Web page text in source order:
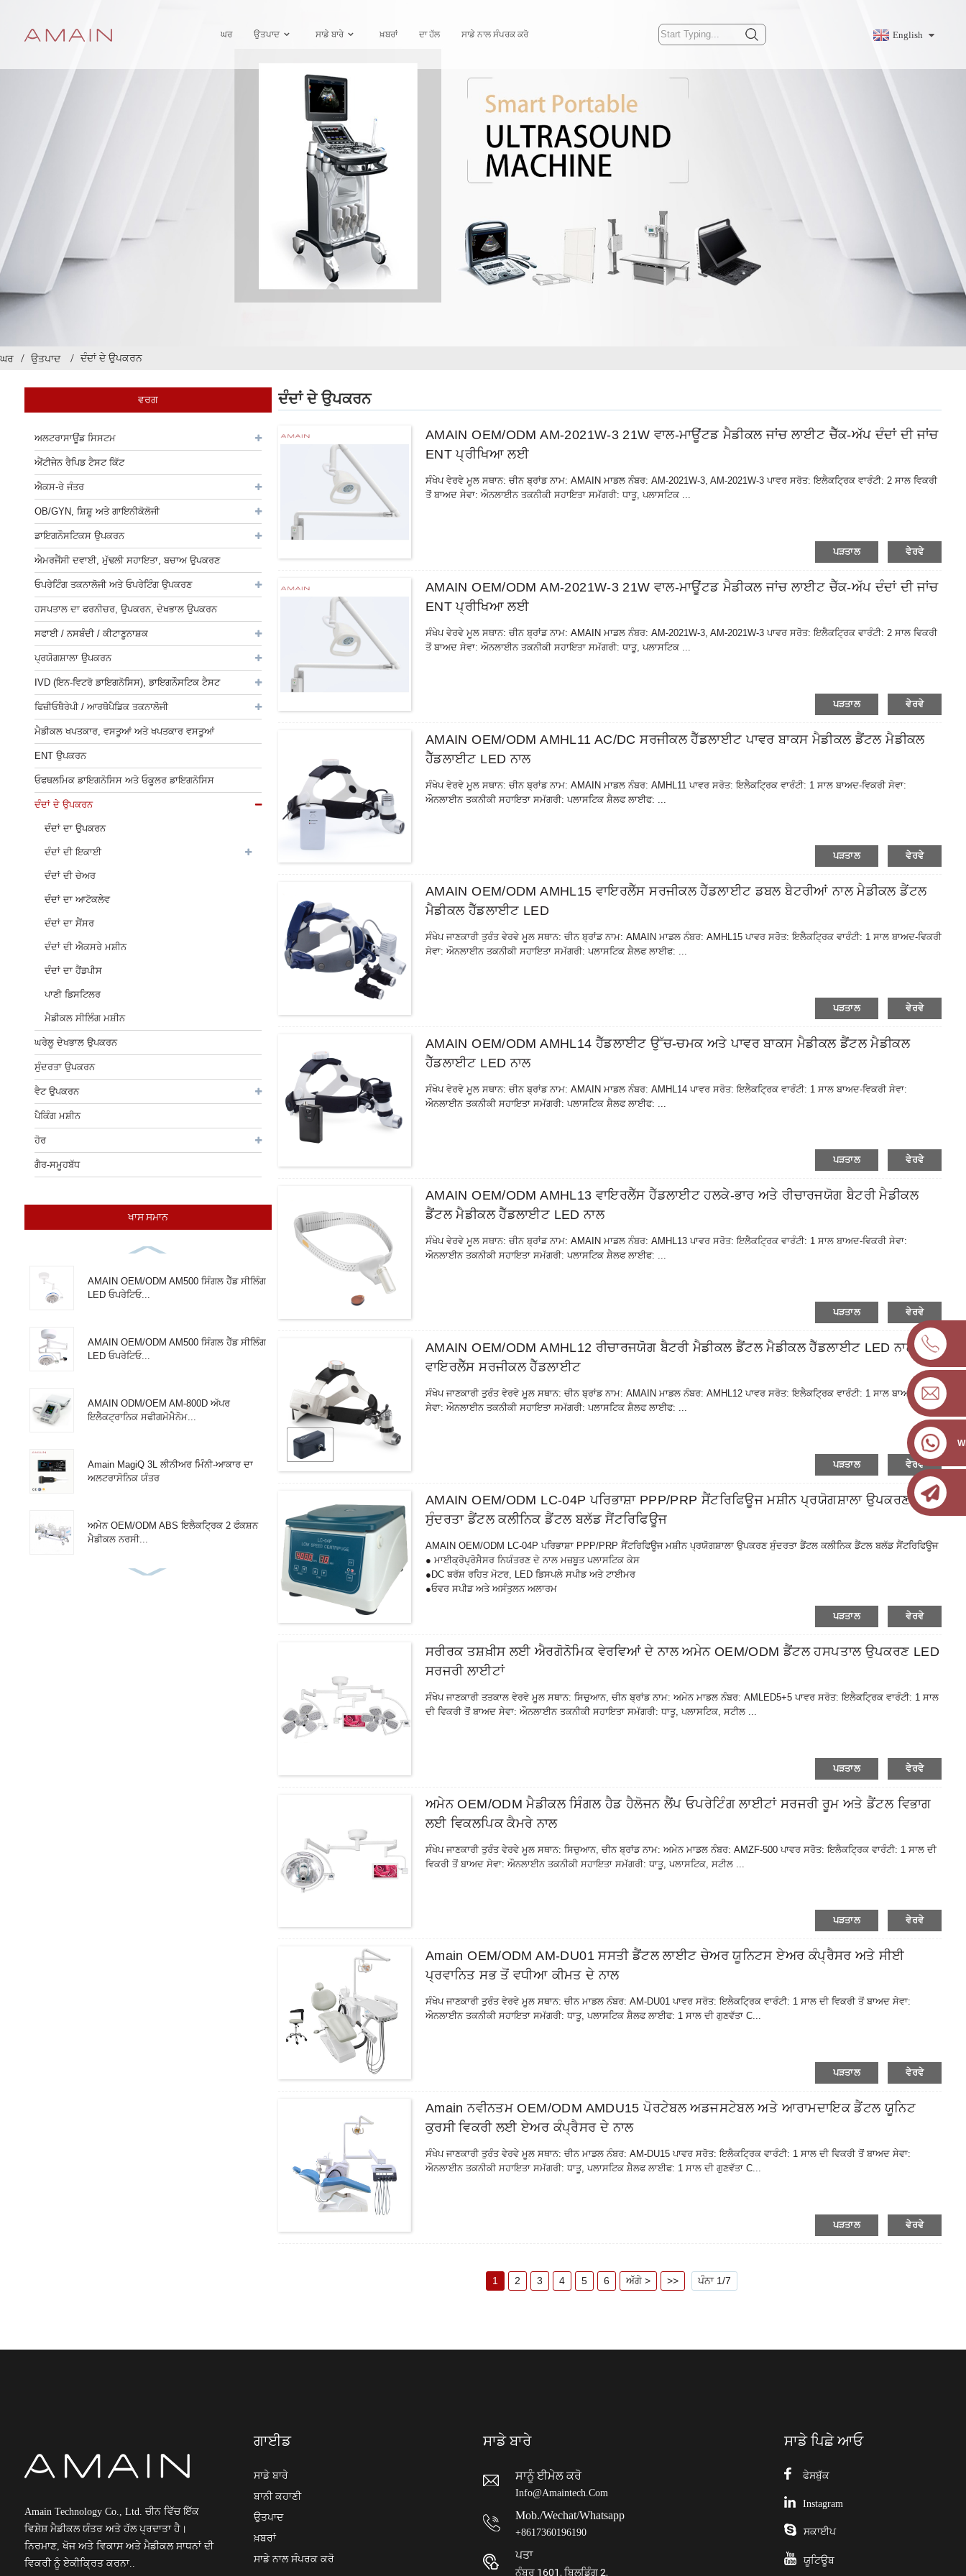
ਘਰ ਉਤਪਾਦ ਸਾਡੇ ਬਾਰੇ ਖ਼ਬਰਾਂ ਦਾ ਹੱਲ ਸਾਡੇ ਨਾਲ ਸੰਪਰਕ ਕਰੋ English
ਘਰ ਉਤਪਾਦ ਦੰਦਾਂ ਦੇ ਉਪਕਰਨ
ਵਰਗ
ਅਲਟਰਾਸਾਊਂਡ ਸਿਸਟਮ
ਐਂਟੀਜੇਨ ਰੈਪਿਡ ਟੈਸਟ ਕਿੱਟ
ਐਕਸ-ਰੇ ਜੰਤਰ
OB/GYN, ਸ਼ਿਸ਼ੂ ਅਤੇ ਗਾਇਨੀਕੋਲੋਜੀ
ਡਾਇਗਨੌਸਟਿਕਸ ਉਪਕਰਨ
ਐਮਰਜੈਂਸੀ ਦਵਾਈ, ਮੁੱਢਲੀ ਸਹਾਇਤਾ, ਬਚਾਅ ਉਪਕਰਣ
ਓਪਰੇਟਿੰਗ ਤਕਨਾਲੋਜੀ ਅਤੇ ਓਪਰੇਟਿੰਗ ਉਪਕਰਣ
ਹਸਪਤਾਲ ਦਾ ਫਰਨੀਚਰ, ਉਪਕਰਨ, ਦੇਖਭਾਲ ਉਪਕਰਨ
ਸਫਾਈ / ਨਸਬੰਦੀ / ਕੀਟਾਣੂਨਾਸ਼ਕ
ਪ੍ਰਯੋਗਸ਼ਾਲਾ ਉਪਕਰਨ
IVD (ਇਨ-ਵਿਟਰੋ ਡਾਇਗਨੋਸਿਸ), ਡਾਇਗਨੌਸਟਿਕ ਟੈਸਟ
ਫਿਜ਼ੀਓਥੈਰੇਪੀ / ਆਰਥੋਪੈਡਿਕ ਤਕਨਾਲੋਜੀ
ਮੈਡੀਕਲ ਖਪਤਕਾਰ, ਵਸਤੂਆਂ ਅਤੇ ਖਪਤਕਾਰ ਵਸਤੂਆਂ
ENT ਉਪਕਰਨ
ਓਫਥਲਮਿਕ ਡਾਇਗਨੋਸਿਸ ਅਤੇ ਓਕੂਲਰ ਡਾਇਗਨੋਸਿਸ
ਦੰਦਾਂ ਦੇ ਉਪਕਰਨ
ਦੰਦਾਂ ਦਾ ਉਪਕਰਨ
ਦੰਦਾਂ ਦੀ ਇਕਾਈ
ਦੰਦਾਂ ਦੀ ਚੇਅਰ
ਦੰਦਾਂ ਦਾ ਆਟੋਕਲੇਵ
ਦੰਦਾਂ ਦਾ ਸੈਂਸਰ
ਦੰਦਾਂ ਦੀ ਐਕਸਰੇ ਮਸ਼ੀਨ
ਦੰਦਾਂ ਦਾ ਹੈਂਡਪੀਸ
ਪਾਣੀ ਡਿਸਟਿਲਰ
ਮੈਡੀਕਲ ਸੀਲਿੰਗ ਮਸ਼ੀਨ
ਘਰੇਲੂ ਦੇਖਭਾਲ ਉਪਕਰਨ
ਸੁੰਦਰਤਾ ਉਪਕਰਨ
ਵੈਟ ਉਪਕਰਨ
ਪੈਕਿੰਗ ਮਸ਼ੀਨ
ਹੋਰ
ਗੈਰ-ਸਮੂਹਬੱਧ
ਖਾਸ ਸਮਾਨ
AMAIN OEM/ODM AM500 ਸਿੰਗਲ ਹੈੱਡ ਸੀਲਿੰਗ
LED ਓਪਰੇਟਿਓ...
AMAIN OEM/ODM AM500 ਸਿੰਗਲ ਹੈੱਡ ਸੀਲਿੰਗ
LED ਓਪਰੇਟਿਓ...
AMAIN ODM/OEM AM-800D ਅੱਪਰ
ਇਲੈਕਟ੍ਰਾਨਿਕ ਸਫੀਗਮੋਮੈਨੋਮ...
Amain MagiQ 3L ਲੀਨੀਅਰ ਮਿੰਨੀ-ਆਕਾਰ ਦਾ
ਅਲਟਰਾਸੋਨਿਕ ਯੰਤਰ
ਅਮੇਨ OEM/ODM ABS ਇਲੈਕਟ੍ਰਿਕ 2 ਫੰਕਸ਼ਨ
ਮੈਡੀਕਲ ਨਰਸੀ...
ਦੰਦਾਂ ਦੇ ਉਪਕਰਨ
AMAIN OEM/ODM AM-2021W-3 21W ਵਾਲ-ਮਾਊਂਟਡ ਮੈਡੀਕਲ ਜਾਂਚ ਲਾਈਟ ਚੈੱਕ-ਅੱਪ ਦੰਦਾਂ ਦੀ ਜਾਂਚ
ENT ਪ੍ਰੀਖਿਆ ਲਈ
ਸੰਖੇਪ ਵੇਰਵੇ ਮੂਲ ਸਥਾਨ: ਚੀਨ ਬ੍ਰਾਂਡ ਨਾਮ: AMAIN ਮਾਡਲ ਨੰਬਰ: AM-2021W-3, AM-2021W-3 ਪਾਵਰ ਸਰੋਤ: ਇਲੈਕਟ੍ਰਿਕ ਵਾਰੰਟੀ: 2 ਸਾਲ ਵਿਕਰੀ
ਤੋਂ ਬਾਅਦ ਸੇਵਾ: ਔਨਲਾਈਨ ਤਕਨੀਕੀ ਸਹਾਇਤਾ ਸਮੱਗਰੀ: ਧਾਤੂ, ਪਲਾਸਟਿਕ ...
ਪੜਤਾਲ ਵੇਰਵੇ
AMAIN OEM/ODM AM-2021W-3 21W ਵਾਲ-ਮਾਊਂਟਡ ਮੈਡੀਕਲ ਜਾਂਚ ਲਾਈਟ ਚੈੱਕ-ਅੱਪ ਦੰਦਾਂ ਦੀ ਜਾਂਚ
ENT ਪ੍ਰੀਖਿਆ ਲਈ
ਸੰਖੇਪ ਵੇਰਵੇ ਮੂਲ ਸਥਾਨ: ਚੀਨ ਬ੍ਰਾਂਡ ਨਾਮ: AMAIN ਮਾਡਲ ਨੰਬਰ: AM-2021W-3, AM-2021W-3 ਪਾਵਰ ਸਰੋਤ: ਇਲੈਕਟ੍ਰਿਕ ਵਾਰੰਟੀ: 2 ਸਾਲ ਵਿਕਰੀ
ਤੋਂ ਬਾਅਦ ਸੇਵਾ: ਔਨਲਾਈਨ ਤਕਨੀਕੀ ਸਹਾਇਤਾ ਸਮੱਗਰੀ: ਧਾਤੂ, ਪਲਾਸਟਿਕ ...
ਪੜਤਾਲ ਵੇਰਵੇ
AMAIN OEM/ODM AMHL11 AC/DC ਸਰਜੀਕਲ ਹੈੱਡਲਾਈਟ ਪਾਵਰ ਬਾਕਸ ਮੈਡੀਕਲ ਡੈਂਟਲ ਮੈਡੀਕਲ
ਹੈੱਡਲਾਈਟ LED ਨਾਲ
ਸੰਖੇਪ ਵੇਰਵੇ ਮੂਲ ਸਥਾਨ: ਚੀਨ ਬ੍ਰਾਂਡ ਨਾਮ: AMAIN ਮਾਡਲ ਨੰਬਰ: AMHL11 ਪਾਵਰ ਸਰੋਤ: ਇਲੈਕਟ੍ਰਿਕ ਵਾਰੰਟੀ: 1 ਸਾਲ ਬਾਅਦ-ਵਿਕਰੀ ਸੇਵਾ:
ਔਨਲਾਈਨ ਤਕਨੀਕੀ ਸਹਾਇਤਾ ਸਮੱਗਰੀ: ਪਲਾਸਟਿਕ ਸ਼ੈਲਫ ਲਾਈਫ: ...
ਪੜਤਾਲ ਵੇਰਵੇ
AMAIN OEM/ODM AMHL15 ਵਾਇਰਲੈੱਸ ਸਰਜੀਕਲ ਹੈੱਡਲਾਈਟ ਡਬਲ ਬੈਟਰੀਆਂ ਨਾਲ ਮੈਡੀਕਲ ਡੈਂਟਲ
ਮੈਡੀਕਲ ਹੈੱਡਲਾਈਟ LED
ਸੰਖੇਪ ਜਾਣਕਾਰੀ ਤੁਰੰਤ ਵੇਰਵੇ ਮੂਲ ਸਥਾਨ: ਚੀਨ ਬ੍ਰਾਂਡ ਨਾਮ: AMAIN ਮਾਡਲ ਨੰਬਰ: AMHL15 ਪਾਵਰ ਸਰੋਤ: ਇਲੈਕਟ੍ਰਿਕ ਵਾਰੰਟੀ: 1 ਸਾਲ ਬਾਅਦ-ਵਿਕਰੀ
ਸੇਵਾ: ਔਨਲਾਈਨ ਤਕਨੀਕੀ ਸਹਾਇਤਾ ਸਮੱਗਰੀ: ਪਲਾਸਟਿਕ ਸ਼ੈਲਫ ਲਾਈਫ: ...
ਪੜਤਾਲ ਵੇਰਵੇ
AMAIN OEM/ODM AMHL14 ਹੈੱਡਲਾਈਟ ਉੱਚ-ਚਮਕ ਅਤੇ ਪਾਵਰ ਬਾਕਸ ਮੈਡੀਕਲ ਡੈਂਟਲ ਮੈਡੀਕਲ
ਹੈੱਡਲਾਈਟ LED ਨਾਲ
ਸੰਖੇਪ ਵੇਰਵੇ ਮੂਲ ਸਥਾਨ: ਚੀਨ ਬ੍ਰਾਂਡ ਨਾਮ: AMAIN ਮਾਡਲ ਨੰਬਰ: AMHL14 ਪਾਵਰ ਸਰੋਤ: ਇਲੈਕਟ੍ਰਿਕ ਵਾਰੰਟੀ: 1 ਸਾਲ ਬਾਅਦ-ਵਿਕਰੀ ਸੇਵਾ:
ਔਨਲਾਈਨ ਤਕਨੀਕੀ ਸਹਾਇਤਾ ਸਮੱਗਰੀ: ਪਲਾਸਟਿਕ ਸ਼ੈਲਫ ਲਾਈਫ: ...
ਪੜਤਾਲ ਵੇਰਵੇ
AMAIN OEM/ODM AMHL13 ਵਾਇਰਲੈੱਸ ਹੈੱਡਲਾਈਟ ਹਲਕੇ-ਭਾਰ ਅਤੇ ਰੀਚਾਰਜਯੋਗ ਬੈਟਰੀ ਮੈਡੀਕਲ
ਡੈਂਟਲ ਮੈਡੀਕਲ ਹੈੱਡਲਾਈਟ LED ਨਾਲ
ਸੰਖੇਪ ਵੇਰਵੇ ਮੂਲ ਸਥਾਨ: ਚੀਨ ਬ੍ਰਾਂਡ ਨਾਮ: AMAIN ਮਾਡਲ ਨੰਬਰ: AMHL13 ਪਾਵਰ ਸਰੋਤ: ਇਲੈਕਟ੍ਰਿਕ ਵਾਰੰਟੀ: 1 ਸਾਲ ਬਾਅਦ-ਵਿਕਰੀ ਸੇਵਾ:
ਔਨਲਾਈਨ ਤਕਨੀਕੀ ਸਹਾਇਤਾ ਸਮੱਗਰੀ: ਪਲਾਸਟਿਕ ਸ਼ੈਲਫ ਲਾਈਫ: ...
ਪੜਤਾਲ ਵੇਰਵੇ
AMAIN OEM/ODM AMHL12 ਰੀਚਾਰਜਯੋਗ ਬੈਟਰੀ ਮੈਡੀਕਲ ਡੈਂਟਲ ਮੈਡੀਕਲ ਹੈੱਡਲਾਈਟ LED ਨਾਲ
ਵਾਇਰਲੈੱਸ ਸਰਜੀਕਲ ਹੈੱਡਲਾਈਟ
ਸੰਖੇਪ ਜਾਣਕਾਰੀ ਤੁਰੰਤ ਵੇਰਵੇ ਮੂਲ ਸਥਾਨ: ਚੀਨ ਬ੍ਰਾਂਡ ਨਾਮ: AMAIN ਮਾਡਲ ਨੰਬਰ: AMHL12 ਪਾਵਰ ਸਰੋਤ: ਇਲੈਕਟ੍ਰਿਕ ਵਾਰੰਟੀ: 1 ਸਾਲ ਬਾਅਦ-ਵਿਕਰੀ
ਸੇਵਾ: ਔਨਲਾਈਨ ਤਕਨੀਕੀ ਸਹਾਇਤਾ ਸਮੱਗਰੀ: ਪਲਾਸਟਿਕ ਸ਼ੈਲਫ ਲਾਈਫ: ...
ਪੜਤਾਲ ਵੇਰਵੇ
AMAIN OEM/ODM LC-04P ਪਰਿਭਾਸ਼ਾ PPP/PRP ਸੈਂਟਰਿਫਿਊਜ ਮਸ਼ੀਨ ਪ੍ਰਯੋਗਸ਼ਾਲਾ ਉਪਕਰਣ
ਸੁੰਦਰਤਾ ਡੈਂਟਲ ਕਲੀਨਿਕ ਡੈਂਟਲ ਬਲੱਡ ਸੈਂਟਰਿਫਿਊਜ
AMAIN OEM/ODM LC-04P ਪਰਿਭਾਸ਼ਾ PPP/PRP ਸੈਂਟਰਿਫਿਊਜ ਮਸ਼ੀਨ ਪ੍ਰਯੋਗਸ਼ਾਲਾ ਉਪਕਰਣ ਸੁੰਦਰਤਾ ਡੈਂਟਲ ਕਲੀਨਿਕ ਡੈਂਟਲ ਬਲੱਡ ਸੈਂਟਰਿਫਿਊਜ
● ਮਾਈਕ੍ਰੋਪ੍ਰੋਸੈਸਰ ਨਿਯੰਤਰਣ ਦੇ ਨਾਲ ਮਜ਼ਬੂਤ ​​ਪਲਾਸਟਿਕ ਕੇਸ
●DC ਬਰੱਸ਼ ਰਹਿਤ ਮੋਟਰ, LED ਡਿਸਪਲੇ ਸਪੀਡ ਅਤੇ ਟਾਈਮਰ
●ਓਵਰ ਸਪੀਡ ਅਤੇ ਅਸੰਤੁਲਨ ਅਲਾਰਮ
● 10 ਮਿਲੀਲੀਟਰ ਸਰਿੰਜ ਨੂੰ ਸਿੱਧਾ ਸੈਂਟਰਿਫਿਊਜ ਕਰਨ ਲਈ ਸੂਟ
ਪੜਤਾਲ ਵੇਰਵੇ
ਸਰੀਰਕ ਤਸ਼ਖ਼ੀਸ ਲਈ ਐਰਗੋਨੋਮਿਕ ਵੇਰਵਿਆਂ ਦੇ ਨਾਲ ਅਮੇਨ OEM/ODM ਡੈਂਟਲ ਹਸਪਤਾਲ ਉਪਕਰਣ LED
ਸਰਜਰੀ ਲਾਈਟਾਂ
ਸੰਖੇਪ ਜਾਣਕਾਰੀ ਤਤਕਾਲ ਵੇਰਵੇ ਮੂਲ ਸਥਾਨ: ਸਿਚੁਆਨ, ਚੀਨ ਬ੍ਰਾਂਡ ਨਾਮ: ਅਮੇਨ ਮਾਡਲ ਨੰਬਰ: AMLED5+5 ਪਾਵਰ ਸਰੋਤ: ਇਲੈਕਟ੍ਰਿਕ ਵਾਰੰਟੀ: 1 ਸਾਲ
ਦੀ ਵਿਕਰੀ ਤੋਂ ਬਾਅਦ ਸੇਵਾ: ਔਨਲਾਈਨ ਤਕਨੀਕੀ ਸਹਾਇਤਾ ਸਮੱਗਰੀ: ਧਾਤੂ, ਪਲਾਸਟਿਕ, ਸਟੀਲ ...
ਪੜਤਾਲ ਵੇਰਵੇ
ਅਮੇਨ OEM/ODM ਮੈਡੀਕਲ ਸਿੰਗਲ ਹੈਡ ਹੈਲੋਜਨ ਲੈਂਪ ਓਪਰੇਟਿੰਗ ਲਾਈਟਾਂ ਸਰਜਰੀ ਰੂਮ ਅਤੇ ਡੈਂਟਲ ਵਿਭਾਗ
ਲਈ ਵਿਕਲਪਿਕ ਕੈਮਰੇ ਨਾਲ
ਸੰਖੇਪ ਜਾਣਕਾਰੀ ਤੁਰੰਤ ਵੇਰਵੇ ਮੂਲ ਸਥਾਨ: ਸਿਚੁਆਨ, ਚੀਨ ਬ੍ਰਾਂਡ ਨਾਮ: ਅਮੇਨ ਮਾਡਲ ਨੰਬਰ: AMZF-500 ਪਾਵਰ ਸਰੋਤ: ਇਲੈਕਟ੍ਰਿਕ ਵਾਰੰਟੀ: 1 ਸਾਲ ਦੀ
ਵਿਕਰੀ ਤੋਂ ਬਾਅਦ ਸੇਵਾ: ਔਨਲਾਈਨ ਤਕਨੀਕੀ ਸਹਾਇਤਾ ਸਮੱਗਰੀ: ਧਾਤੂ, ਪਲਾਸਟਿਕ, ਸਟੀਲ ...
ਪੜਤਾਲ ਵੇਰਵੇ
Amain OEM/ODM AM-DU01 ਸਸਤੀ ਡੈਂਟਲ ਲਾਈਟ ਚੇਅਰ ਯੂਨਿਟਸ ਏਅਰ ਕੰਪ੍ਰੈਸਰ ਅਤੇ ਸੀਈ
ਪ੍ਰਵਾਨਿਤ ਸਭ ਤੋਂ ਵਧੀਆ ਕੀਮਤ ਦੇ ਨਾਲ
ਸੰਖੇਪ ਜਾਣਕਾਰੀ ਤੁਰੰਤ ਵੇਰਵੇ ਮੂਲ ਸਥਾਨ: ਚੀਨ ਮਾਡਲ ਨੰਬਰ: AM-DU01 ਪਾਵਰ ਸਰੋਤ: ਇਲੈਕਟ੍ਰਿਕ ਵਾਰੰਟੀ: 1 ਸਾਲ ਦੀ ਵਿਕਰੀ ਤੋਂ ਬਾਅਦ ਸੇਵਾ:
ਔਨਲਾਈਨ ਤਕਨੀਕੀ ਸਹਾਇਤਾ ਸਮੱਗਰੀ: ਧਾਤੂ, ਪਲਾਸਟਿਕ ਸ਼ੈਲਫ ਲਾਈਫ: 1 ਸਾਲ ਦੀ ਗੁਣਵੱਤਾ C...
ਪੜਤਾਲ ਵੇਰਵੇ
Amain ਨਵੀਨਤਮ OEM/ODM AMDU15 ਪੋਰਟੇਬਲ ਅਡਜਸਟੇਬਲ ਅਤੇ ਆਰਾਮਦਾਇਕ ਡੈਂਟਲ ਯੂਨਿਟ
ਕੁਰਸੀ ਵਿਕਰੀ ਲਈ ਏਅਰ ਕੰਪ੍ਰੈਸਰ ਦੇ ਨਾਲ
ਸੰਖੇਪ ਜਾਣਕਾਰੀ ਤੁਰੰਤ ਵੇਰਵੇ ਮੂਲ ਸਥਾਨ: ਚੀਨ ਮਾਡਲ ਨੰਬਰ: AM-DU15 ਪਾਵਰ ਸਰੋਤ: ਇਲੈਕਟ੍ਰਿਕ ਵਾਰੰਟੀ: 1 ਸਾਲ ਦੀ ਵਿਕਰੀ ਤੋਂ ਬਾਅਦ ਸੇਵਾ:
ਔਨਲਾਈਨ ਤਕਨੀਕੀ ਸਹਾਇਤਾ ਸਮੱਗਰੀ: ਧਾਤੂ, ਪਲਾਸਟਿਕ ਸ਼ੈਲਫ ਲਾਈਫ: 1 ਸਾਲ ਦੀ ਗੁਣਵੱਤਾ C...
ਪੜਤਾਲ ਵੇਰਵੇ
1 2 3 4 5 6 ਅੱਗੇ > >> ਪੰਨਾ 1/7
Amain Technology Co., Ltd. ਚੀਨ ਵਿੱਚ ਇੱਕ
ਵਿਸ਼ੇਸ਼ ਮੈਡੀਕਲ ਯੰਤਰ ਅਤੇ ਹੱਲ ਪ੍ਰਦਾਤਾ ਹੈ।
ਨਿਰਮਾਣ, ਖੋਜ ਅਤੇ ਵਿਕਾਸ ਅਤੇ ਮੈਡੀਕਲ ਸਾਧਨਾਂ ਦੀ
ਵਿਕਰੀ ਨੂੰ ਏਕੀਕ੍ਰਿਤ ਕਰਨਾ..
ਗਾਈਡ
ਸਾਡੇ ਬਾਰੇ
ਬਾਨੀ ਕਹਾਣੀ
ਉਤਪਾਦ
ਖ਼ਬਰਾਂ
ਸਾਡੇ ਨਾਲ ਸੰਪਰਕ ਕਰੋ
ਸਾਡੇ ਬਾਰੇ
ਸਾਨੂੰ ਈਮੇਲ ਕਰੋ
Info@amaintech.com
Mob./wechat/whatsapp
+8617360196190
ਪਤਾ
ਨੰਬਰ 1601, ਬਿਲਡਿੰਗ 2,
ਸਾਡੇ ਪਿਛੇ ਆਓ
ਫੇਸਬੁੱਕ
Instagram
ਸਕਾਈਪ
ਯੂਟਿਊਬ